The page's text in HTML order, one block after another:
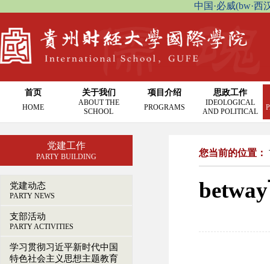
中国·必威(bw·西
首页
HOME
关于我们
ABOUT THE
SCHOOL
项目介绍
PROGRAMS
思政工作
IDEOLOGICAL
AND POLITICAL
党建工作
PARTY BUILDING
党建动态
PARTY NEWS
支部活动
PARTY ACTIVITIES
学习贯彻习近平新时代中国
特色社会主义思想主题教育
您当前的位置：